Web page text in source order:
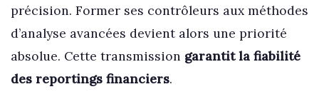
précision. Former ses contrôleurs aux méthodes
d’analyse avancées devient alors une priorité
absolue. Cette transmission garantit la fiabilité
des reportings financiers.